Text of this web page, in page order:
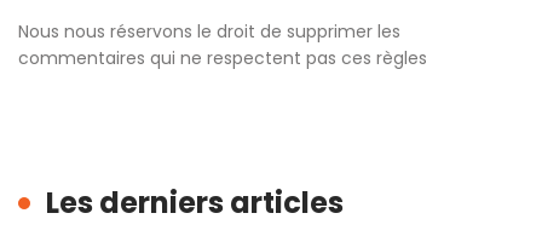
Nous nous réservons le droit de supprimer les
commentaires qui ne respectent pas ces règles
Les derniers articles